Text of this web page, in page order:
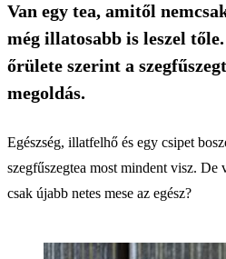
Van egy tea, amitől
még illatosabb is leszel
őrülete szerint a
megoldás.
Egészség, illatfelhő és egy csipet
szegfűszegtea most mindent visz.
csak újabb netes mese az egész?